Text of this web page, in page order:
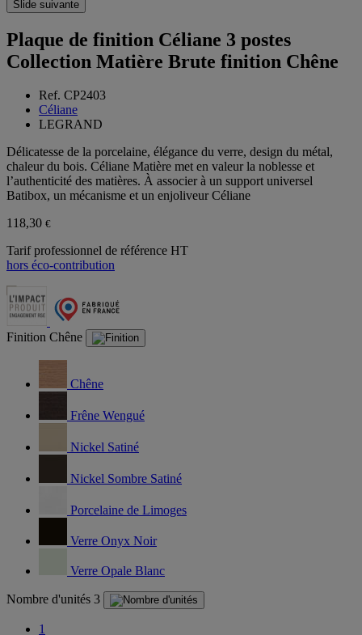
Slide suivante
Plaque de finition Céliane 3 postes
Collection Matière Brute finition Chêne
Ref. CP2403
Céliane
LEGRAND
Délicatesse de la porcelaine, élégance du verre, design du métal,
chaleur du bois. Céliane Matière met en valeur la noblesse et
l’authenticité des matières. À associer à un support universel
Batibox, un mécanisme et un enjoliveur Céliane
118,30 €
Tarif professionnel de référence HT
hors éco-contribution
Finition Chêne
Chêne
Frêne Wengué
Nickel Satiné
Nickel Sombre Satiné
Porcelaine de Limoges
Verre Onyx Noir
Verre Opale Blanc
Nombre d'unités 3
1